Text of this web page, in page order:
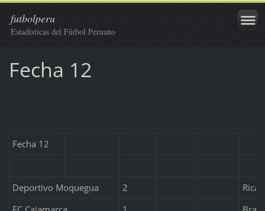
futbolperu
Estadísticas del Fútbol Peruano
Fecha 12
Fecha 12
Deportivo Moquegua 2